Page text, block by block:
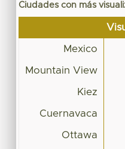
Ciudades con más
Mexico
Mountain View
Kiez
Cuernavaca
Ottawa